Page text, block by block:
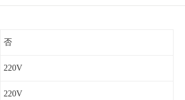
否
220V
220V